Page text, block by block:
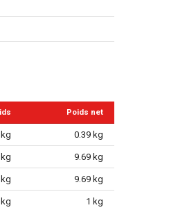
Poids net
0.39 kg
9.69 kg
9.69 kg
1 kg